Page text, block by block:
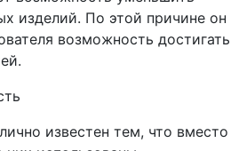
изделий. По этой причине он
возможность достигать
известен тем, что вместо